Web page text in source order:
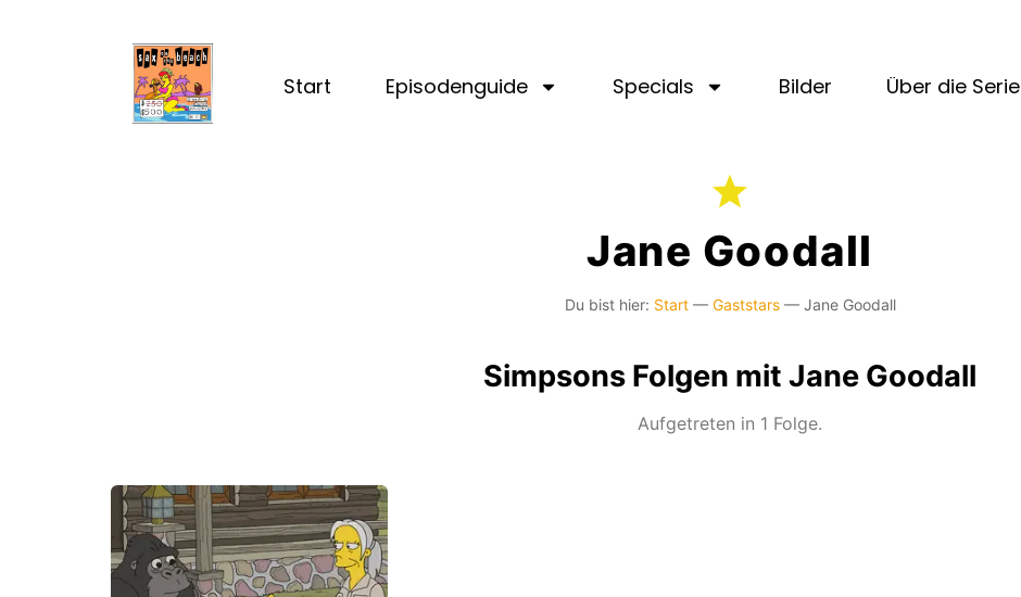
Start Episodenguide Specials Bilder Über die Serie
Jane Goodall
Du bist hier: Start— Gaststars— Jane Goodall
Simpsons Folgen mit Jane Goodall
Aufgetreten in 1 Folge.